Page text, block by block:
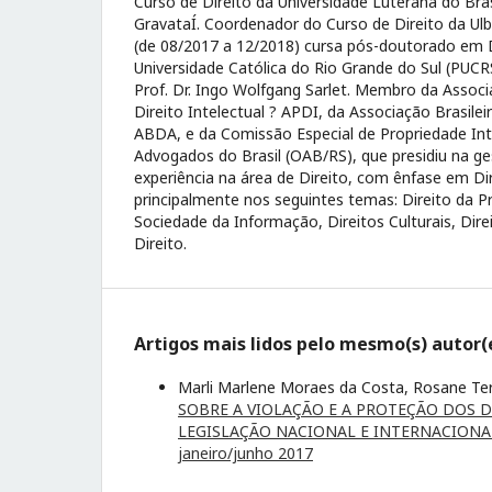
GravataÍ. Coordenador do Curso de Direito da
(de 08/2017 a 12/2018) cursa pós-doutorado em
Universidade Católica do Rio Grande do Sul
Prof. Dr. Ingo Wolfgang Sarlet. Membro da
Direito Intelectual ? APDI, da Associação
ABDA, e da Comissão Especial de Propriedade
Advogados do Brasil (OAB/RS), que presidiu na
experiência na área de Direito, com ênfase em
principalmente nos seguintes temas: Direito da
Sociedade da Informação, Direitos Culturais,
Direito.
Artigos mais lidos pelo mesmo(s)
Marli Marlene Moraes da Costa, Rosane
SOBRE A VIOLAÇÃO E A PROTEÇÃO DOS
LEGISLAÇÃO NACIONAL E
janeiro/junho 2017